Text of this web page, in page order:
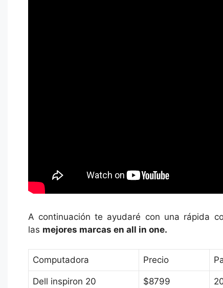
A continuación te ayudaré con una rápida
las mejores marcas en all in one.
Computadora Precio
Dell inspiron 20 $8799